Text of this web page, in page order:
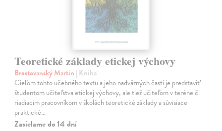
Teoretické základy etickej výchovy
Brestovanský Martin | Kniha
Cieľom tohto učebného textu a jeho nadväzných častí je predstaviť
študentom učiteľstva etickej výchovy, ale tiež učiteľom v teréne či
riadiacim pracovníkom v školách teoretické základy a súvisiace
praktické…
Zasielame do 14 dní